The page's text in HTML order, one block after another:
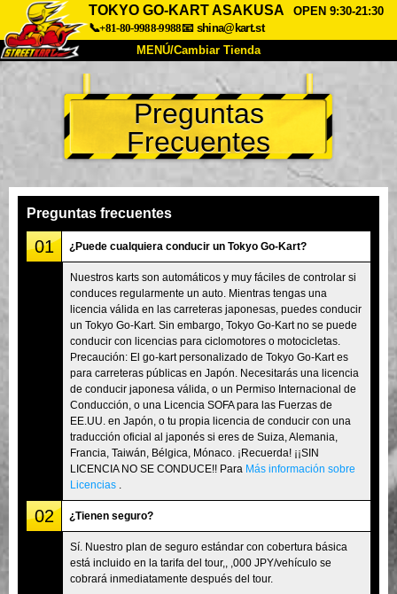
TOKYO GO-KART ASAKUSA
OPEN 9:30-21:30
📞+81-80-9988-9988📧 shina@kart.st
MENÚ/Cambiar Tienda
INICIO
Acerca de Especificaciones Precios
Acceso Testimonios Preguntas Frecuentes
Cambiar Tienda
Tokyo Shinagawa
Tokyo Shibuya Annex Tokyo Bay
Tokyo Asakusa Osaka
Okinawa
Preguntas
Frecuentes
Preguntas frecuentes
01 ¿Puede cualquiera conducir un Tokyo Go-Kart?
Nuestros karts son automáticos y muy fáciles de controlar si
conduces regularmente un auto. Mientras tengas una
licencia válida en las carreteras japonesas, puedes conducir
un Tokyo Go-Kart. Sin embargo, Tokyo Go-Kart no se puede
conducir con licencias para ciclomotores o motocicletas.
Precaución: El go-kart personalizado de Tokyo Go-Kart es
para carreteras públicas en Japón. Necesitarás una licencia
de conducir japonesa válida, o un Permiso Internacional de
Conducción, o una Licencia SOFA para las Fuerzas de
EE.UU. en Japón, o tu propia licencia de conducir con una
traducción oficial al japonés si eres de Suiza, Alemania,
Francia, Taiwán, Bélgica, Mónaco. ¡Recuerda! ¡¡SIN
LICENCIA NO SE CONDUCE!! Para Más información sobre
Licencias
02 ¿Tienen seguro?
Sí. Nuestro plan de seguro estándar con cobertura básica
está incluido en la tarifa del tour,, ,000 JPY/vehículo se
cobrará inmediatamente después del tour.